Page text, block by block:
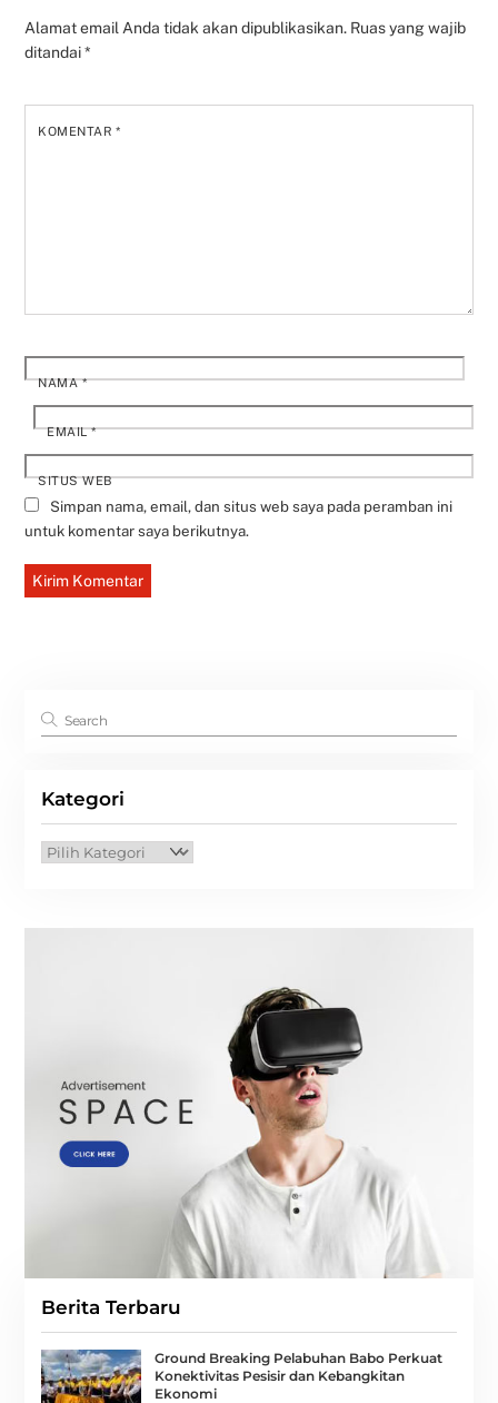
Alamat email Anda tidak akan dipublikasikan. Ruas yang wajib
ditandai*
KOMENTAR*
NAMA*
EMAIL*
SITUS WEB
Simpan nama, email, dan situs web saya pada peramban ini
untuk komentar saya berikutnya.
Kategori
Kategori
Berita Terbaru
Ground Breaking Pelabuhan Babo Perkuat
Konektivitas Pesisir dan Kebangkitan
Ekonomi